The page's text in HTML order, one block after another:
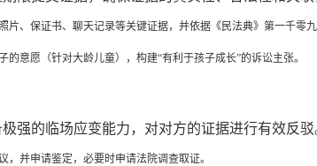
、保证书、聊天记录等关键证据，并依据《民法典》第一千零
意愿（针对大龄儿童），构建“有利于孩子成长”的诉讼主张。
强的临场应变能力，对对方的证据进行有效反驳
并申请鉴定，必要时申请法院调查取证。